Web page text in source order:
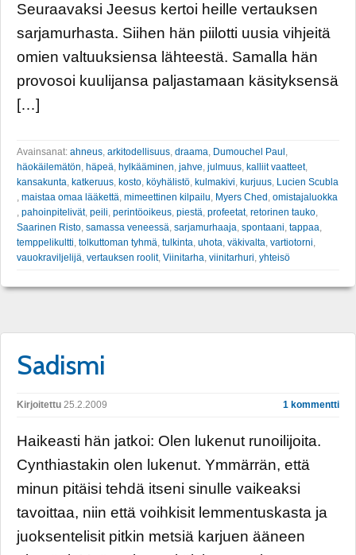
Seuraavaksi Jeesus kertoi heille vertauksen
sarjamurhasta. Siihen hän piilotti uusia vihjeitä
omien valtuuksiensa lähteestä. Samalla hän
provosoi kuulijansa paljastamaan käsityksensä
[…]
Avainsanat: ahneus arkitodellisuus draama Dumouchel Paul
häokäilemätön häpeä hylkääminen jahve julmuus kalliit vaatteet,
kansakunta katkeruus kosto köyhälistö kulmakivi kurjuus Lucien Scubla
maistaa omaa lääkettä mimeettinen kilpailu Myers Ched omistajaluokka
pahoinpitelivät, peili perintöoikeus piestä profeetat, retorinen tauko
Saarinen Risto samassa veneessä sarjamurhaaja spontaani tappaa
temppelikultti tolkuttoman tyhmä tulkinta uhota väkivalta vartiotorni
vauokraviljelijä vertauksen roolit, Viinitarha viinitarhuri yhteisö
Sadismi
Kirjoitettu 25.2.2009 1 kommentti
Haikeasti hän jatkoi: Olen lukenut runoilijoita.
Cynthiastakin olen lukenut. Ymmärrän, että
minun pitäisi tehdä itseni sinulle vaikeaksi
tavoittaa, niin että voihkisit lemmentuskasta ja
juoksentelisit pitkin metsiä karjuen ääneen